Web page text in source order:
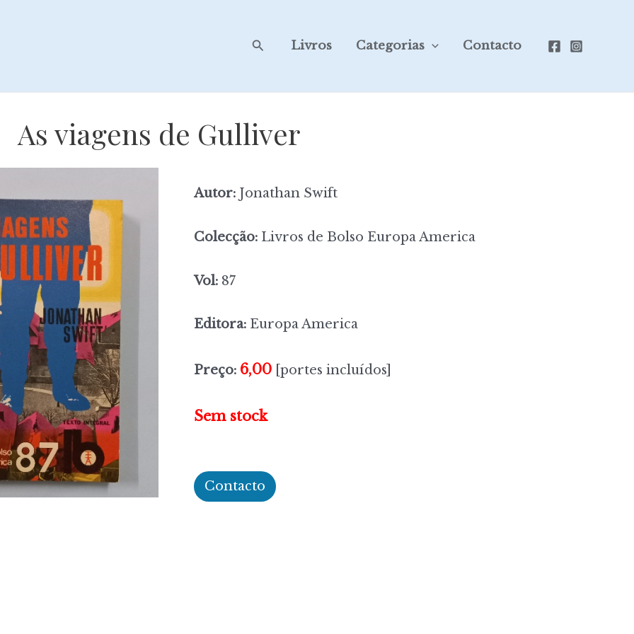
SearchLivros Categorias Contacto
As viagens de Gulliver
Autor: Jonathan Swift
Colecção: Livros de Bolso Europa America
Vol: 87
Editora: Europa America
Preço: 6,00 [portes incluídos]
Sem stock
Contacto